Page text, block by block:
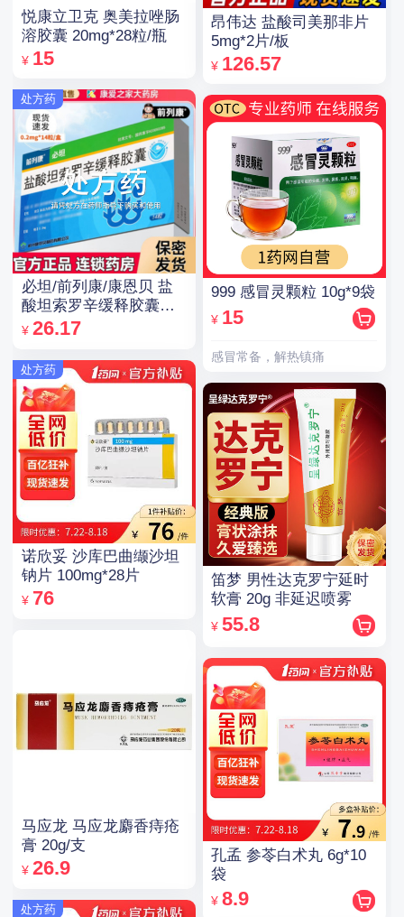
悦康立卫克 奥美拉唑肠
溶胶囊 20mg*28粒/瓶
¥ 15
处方药
必坦/前列康/康恩贝 盐
酸坦索罗辛缓释胶囊
0.2mg*14粒/盒
¥ 26.17
处方药
诺欣妥 沙库巴曲缬沙坦
钠片 100mg*28片
¥ 76
马应龙 马应龙麝香痔疮
膏 20g/支
¥ 26.9
处方药
昂伟达 盐酸司美那非片
5mg*2片/板
¥ 126.57
999 感冒灵颗粒 10g*9袋
¥ 15
感冒常备，解热镇痛
笛梦 男性达克罗宁延时
软膏 20g 非延迟喷雾
¥ 55.8
孔孟 参苓白术丸 6g*10
袋
¥ 8.9